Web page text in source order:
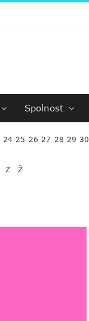
Spolnost
24 25 26 27 28 29 30
Z Ž